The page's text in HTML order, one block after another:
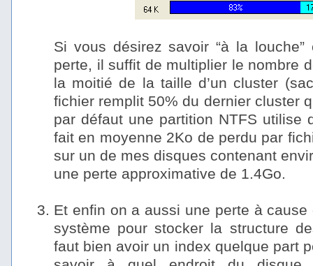
Si vous désirez savoir “à la
perte, il suffit de multiplier le nombre
la moitié de la taille d’un cluster
fichier remplit 50% du dernier cluster
par défaut une partition NTFS utilise
fait en moyenne 2Ko de perdu par
sur un de mes disques contenant
une perte approximative de 1.4Go.
Et enfin on a aussi une perte à cause
système pour stocker la structure
faut bien avoir un index quelque part